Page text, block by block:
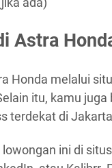
Astra
Honda melalui
itu, kamu
terdekat di
ini di